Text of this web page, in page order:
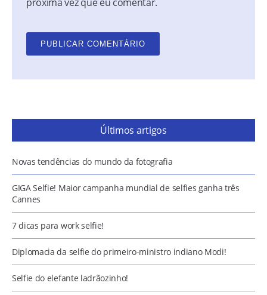
Últimos artigos
Novas tendências do mundo da fotografia
GIGA Selfie! Maior campanha mundial de selfies ganha três
Cannes
7 dicas para work selfie!
Diplomacia da selfie do primeiro-ministro indiano Modi!
Selfie do elefante ladrãozinho!